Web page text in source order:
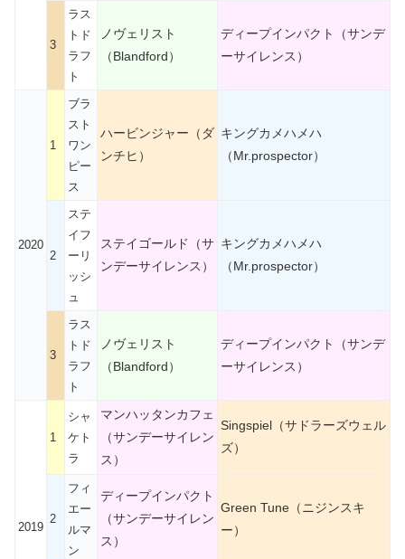
3
ラス
トド
ラフ
ト
ノヴェリスト
（Blandford）
ディープインパクト（サンデ
ーサイレンス）
2020
1
ブラ
スト
ワン
ピー
ス
ハービンジャー（ダ
ンチヒ）
キングカメハメハ
（Mr.prospector）
2
ステ
イフ
ーリ
ッシ
ュ
ステイゴールド（サ
ンデーサイレンス）
キングカメハメハ
（Mr.prospector）
3
ラス
トド
ラフ
ト
ノヴェリスト
（Blandford）
ディープインパクト（サンデ
ーサイレンス）
2019
1
シャ
ケト
ラ
マンハッタンカフェ
（サンデーサイレン
ス）
Singspiel（サドラーズウェル
ズ）
2
フィ
エー
ルマ
ン
ディープインパクト
（サンデーサイレン
ス）
Green Tune（ニジンスキ
ー）